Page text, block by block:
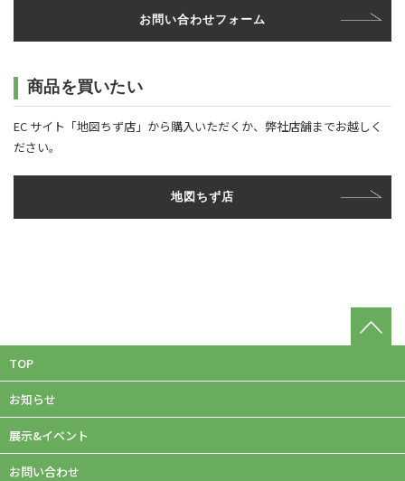
お問い合わせフォーム
商品を買いたい
EC サイト「地図ちず店」から購入いただくか、弊社店舗までお越しく
ださい。
地図ちず店
TOP
お知らせ
展示&イベント
お問い合わせ